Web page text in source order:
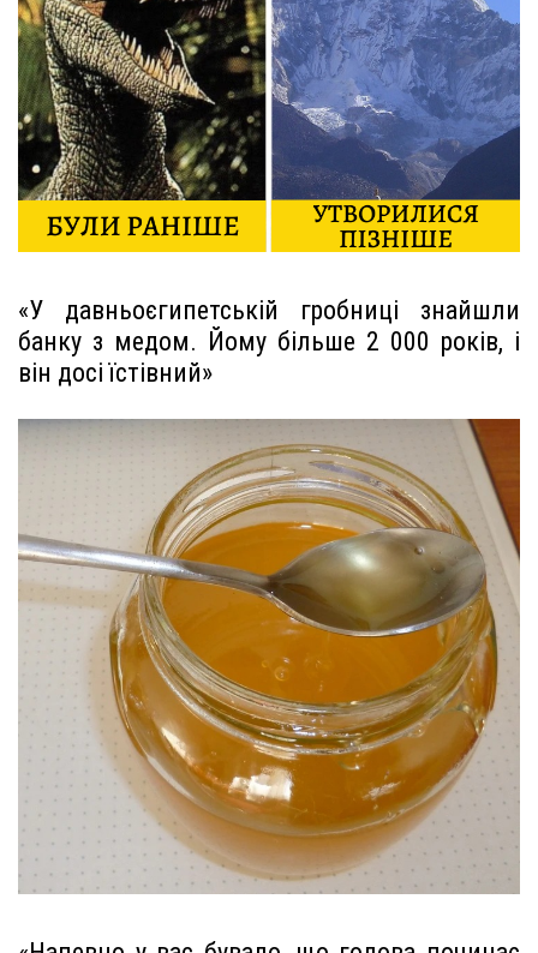
«У давньоєгипетській гробниці знайшли
банку з медом. Йому більше 2 000 років, і
він досі їстівний»